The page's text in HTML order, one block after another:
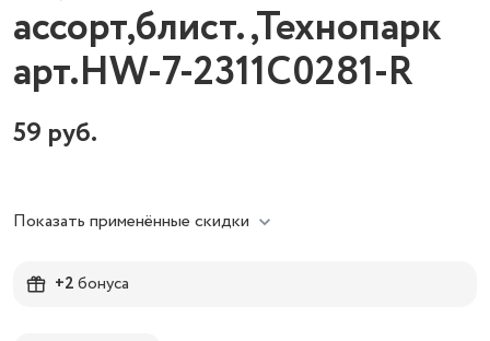
ассорт,блист.,Технопарк
арт.HW-7-2311C0281-R
59 руб.
Показать применённые скидки
+2бонуса